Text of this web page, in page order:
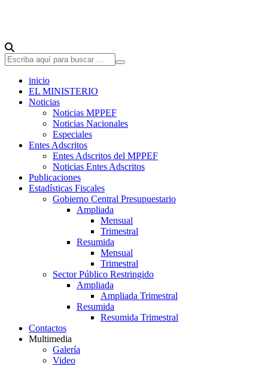
inicio
EL MINISTERIO
Noticias
Noticias MPPEF
Noticias Nacionales
Especiales
Entes Adscritos
Entes Adscritos del MPPEF
Noticias Entes Adscritos
Publicaciones
Estadísticas Fiscales
Gobierno Central Presupuestario
Ampliada
Mensual
Trimestral
Resumida
Mensual
Trimestral
Sector Público Restringido
Ampliada
Ampliada Trimestral
Resumida
Resumida Trimestral
Contactos
Multimedia
Galería
Video